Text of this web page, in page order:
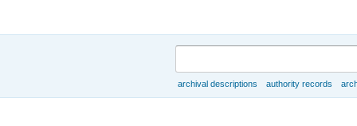
archival descriptions authority records